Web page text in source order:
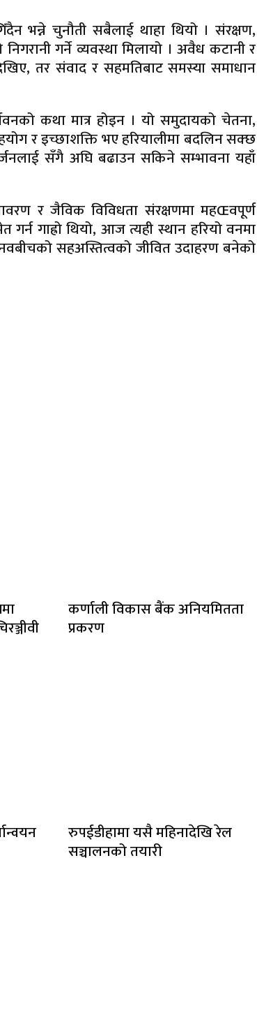
भन्ने चुनौती सबैलाई थाहा थियो । संरक्षण,
गर्ने व्यवस्था मिलायो । अवैध कटानी र
तर संवाद र सहमतिबाट समस्या समाधान
कथा मात्र होइन । यो समुदायको चेतना,
र इच्छाशक्ति भए हरियालीमा बदलिन सक्छ
सँगै अघि बढाउन सकिने सम्भावना यहाँ
र जैविक विविधता संरक्षणमा महŒवपूर्ण
गाह्रो थियो, आज त्यही स्थान हरियो वनमा
सहअस्तित्वको जीवित उदाहरण बनेको
कर्णाली विकास बैंक अनियमितता
प्रकरण
रुपईडीहामा यसै महिनादेखि रेल
सञ्चालनको तयारी